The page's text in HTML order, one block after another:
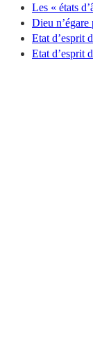
Les « états
Dieu
Etat d’esprit
Etat d’esprit